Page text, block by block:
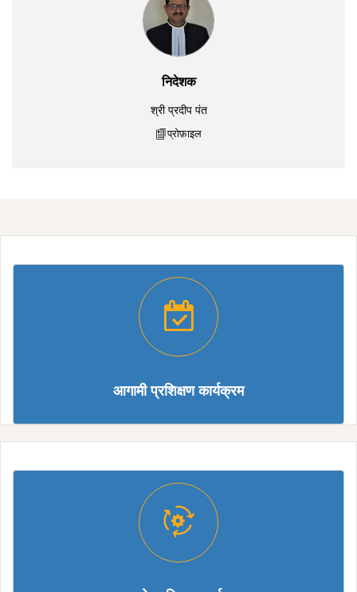
निदेशक
श्री प्रदीप पंत
प्रोफ़ाइल
आगामी प्रशिक्षण कार्यक्रम